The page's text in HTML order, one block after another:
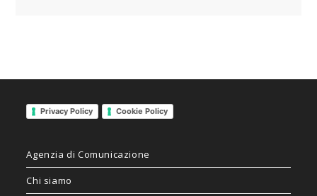
Privacy Policy Cookie Policy
Agenzia di Comunicazione
Chi siamo